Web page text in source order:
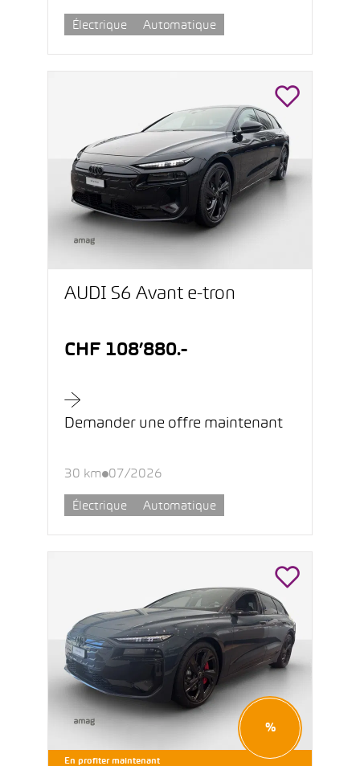
Électrique Automatique
AUDI S6 Avant e-tron
CHF 108’880.-
Demander une offre maintenant
30 km 07/2026
Électrique Automatique
En profiter maintenant
%